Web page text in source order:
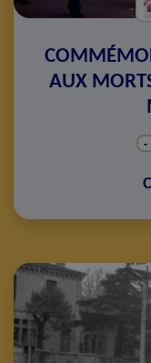
AUX
-